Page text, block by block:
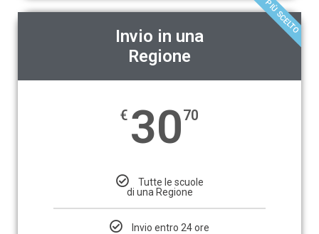
PIÙ SCELTO
Invio in una
Regione
€ 3070
Tutte le scuole
di una Regione
Invio entro 24 ore